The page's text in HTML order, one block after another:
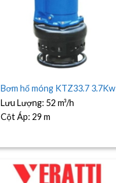
Bơm hố móng KTZ33.7 3.7Kw
Lưu Lượng:52 m³/h
Cột Áp:29 m